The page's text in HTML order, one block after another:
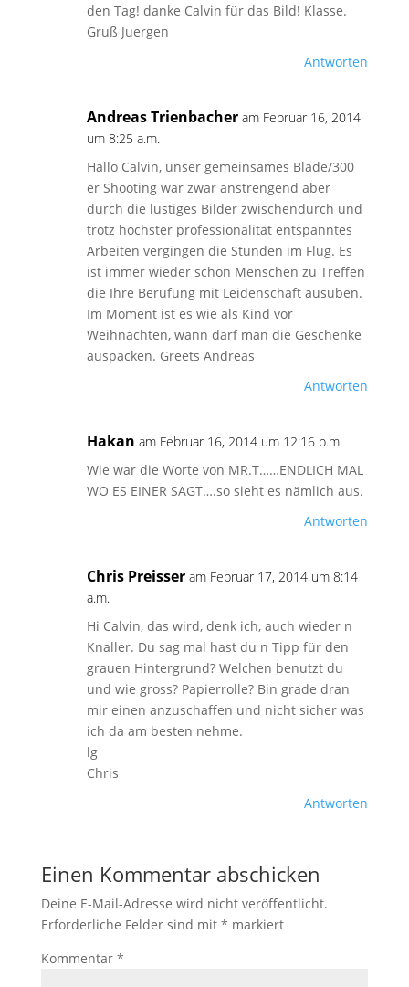
den Tag! danke Calvin für das Bild! Klasse.
Gruß Juergen
Antworten
Andreas Trienbacher am Februar 16, 2014
um 8:25 a.m.
Hallo Calvin, unser gemeinsames Blade/300
er Shooting war zwar anstrengend aber
durch die lustiges Bilder zwischendurch und
trotz höchster professionalität entspanntes
Arbeiten vergingen die Stunden im Flug. Es
ist immer wieder schön Menschen zu Treffen
die Ihre Berufung mit Leidenschaft ausüben.
Im Moment ist es wie als Kind vor
Weihnachten, wann darf man die Geschenke
auspacken. Greets Andreas
Antworten
Hakan am Februar 16, 2014 um 12:16 p.m.
Wie war die Worte von MR.T……ENDLICH MAL
WO ES EINER SAGT….so sieht es nämlich aus.
Antworten
Chris Preisser am Februar 17, 2014 um 8:14
a.m.
Hi Calvin, das wird, denk ich, auch wieder n
Knaller. Du sag mal hast du n Tipp für den
grauen Hintergrund? Welchen benutzt du
und wie gross? Papierrolle? Bin grade dran
mir einen anzuschaffen und nicht sicher was
ich da am besten nehme.
lg
Chris
Antworten
Einen Kommentar abschicken
Deine E-Mail-Adresse wird nicht veröffentlicht.
Erforderliche Felder sind mit * markiert
Kommentar *